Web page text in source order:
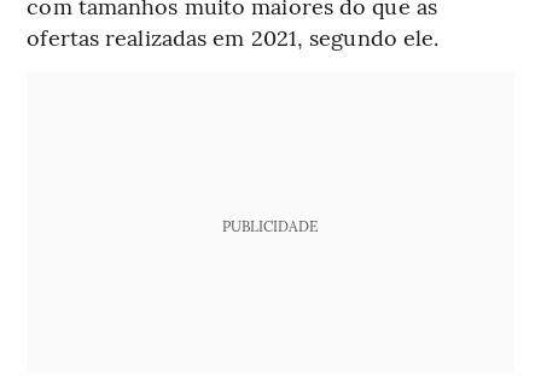
ofertas realizadas em 2021, segundo ele.
PUBLICIDADE